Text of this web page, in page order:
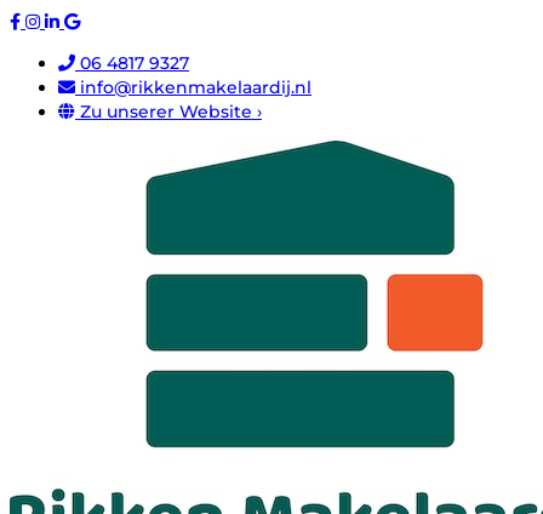
06 4817 9327
info@rikkenmakelaardij.nl
Zu unserer Website ›